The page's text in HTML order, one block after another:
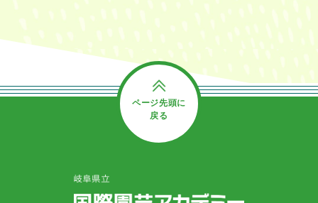
ページ先頭に
戻る